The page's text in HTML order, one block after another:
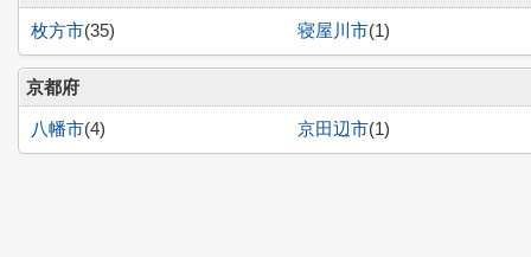
枚方市(35) 寝屋川市(1)
京都府
八幡市(4) 京田辺市(1)